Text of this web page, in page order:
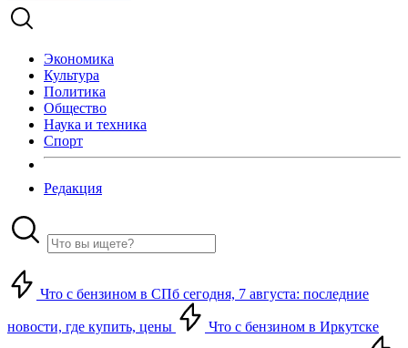
Экономика
Культура
Политика
Общество
Наука и техника
Спорт
Редакция
Что с бензином в СПб сегодня, 7 августа: последние
новости, где купить, цены Что с бензином в Иркутске